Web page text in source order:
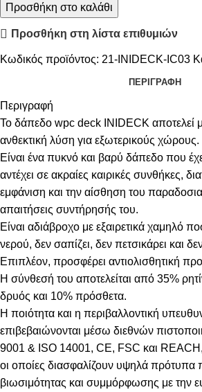
Προσθήκη στο καλάθι
Προσθήκη στη λίστα επιθυμιών
Κωδικός προϊόντος: 21-INIDECK-IC03
ΠΕΡΙΓΡΑΦΉ
Περιγραφή
Το δάπεδο wpc deck INIDECK αποτελεί
ανθεκτική λύση για εξωτερικούς χώρους.
Είναι ένα πυκνό και βαρύ δάπεδο που
αντέχει σε ακραίες καιρικές συνθήκες,
εμφάνιση και την αίσθηση του
απαιτήσεις συντήρησής του.
Είναι αδιάβροχο με εξαιρετικά χαμηλό
νερού, δεν σαπίζει, δεν πετσικάρει και
Επιπλέον, προσφέρει αντιολισθητική
Η σύνθεσή του αποτελείται από 35%
δρυός και 10% πρόσθετα.
Η ποιότητα και η περιβαλλοντική
επιβεβαιώνονται μέσω διεθνών
9001 & ISO 14001, CE, FSC και REACH,
οι οποίες διασφαλίζουν υψηλά πρότυπα
βιωσιμότητας και συμμόρφωσης με την